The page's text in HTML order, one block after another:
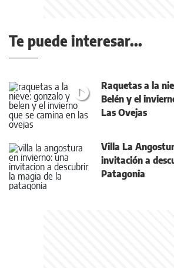
Te puede interesar...
Raquetas a la
Belén y el
Las Ovejas
Villa La
invitación a
Patagonia